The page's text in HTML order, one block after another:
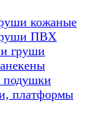
кожаные
ПВХ
груши
подушки
платформы